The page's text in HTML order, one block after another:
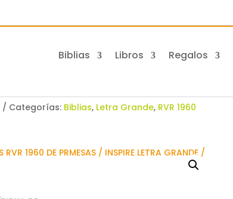
Biblias Libros Regalos
Categorías: Biblias, Letra Grande, RVR 1960